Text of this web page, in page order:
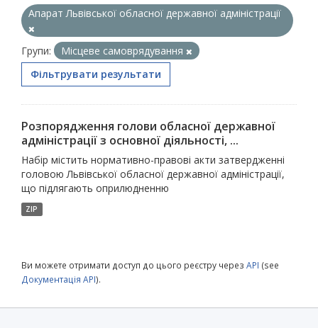
Апарат Львівської обласної державної адміністрації
Групи:
Місцеве самоврядування
Фільтрувати результати
Розпорядження голови обласної державної
адміністрації з основної діяльності, ...
Набір містить нормативно-правові акти затвердженні
головою Львівської обласної державної адміністрації,
що підлягають оприлюдненню
ZIP
Ви можете отримати доступ до цього реєстру через API (see
Документація API).